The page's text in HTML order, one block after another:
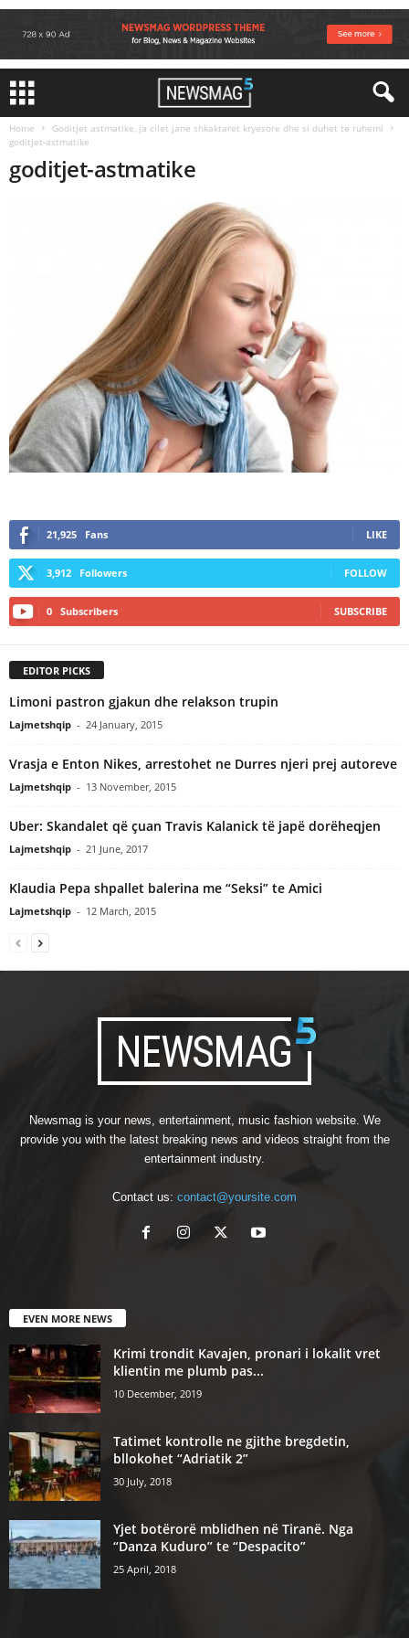
Home
Goditjet astmatike, ja cilet jane shkaktaret kryesore dhe si duhet te ruhemi
goditjet-astmatike
goditjet-astmatike
21,925 Fans LIKE
3,912 Followers FOLLOW
0 Subscribers SUBSCRIBE
EDITOR PICKS
Limoni pastron gjakun dhe relakson trupin
Lajmetshqip - 24 January, 2015
Vrasja e Enton Nikes, arrestohet ne Durres njeri prej autoreve
Lajmetshqip - 13 November, 2015
Uber: Skandalet që çuan Travis Kalanick të japë dorëheqjen
Lajmetshqip - 21 June, 2017
Klaudia Pepa shpallet balerina me “Seksi” te Amici
Lajmetshqip - 12 March, 2015
Newsmag is your news, entertainment, music fashion website. We
provide you with the latest breaking news and videos straight from the
entertainment industry.
Contact us: contact@yoursite.com
EVEN MORE NEWS
Krimi trondit Kavajen, pronari i lokalit vret
klientin me plumb pas...
10 December, 2019
Tatimet kontrolle ne gjithe bregdetin,
bllokohet “Adriatik 2”
30 July, 2018
Yjet botërorë mblidhen në Tiranë. Nga
“Danza Kuduro” te “Despacito”
25 April, 2018